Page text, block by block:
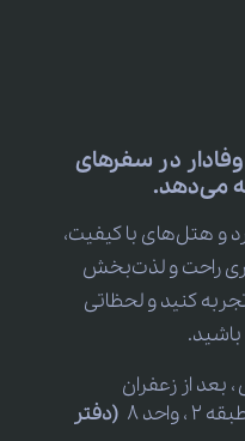
در سفرهای
می‌دهد.
و هتل‌های با کیفیت،
راحت و لذت‌بخش
کنید و لحظاتی
باشید.
بعد از زعفران
8
(دفتر